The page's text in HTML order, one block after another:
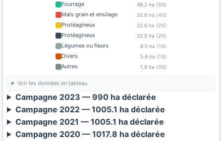
Fourrage 48.2 ha (5%)
Maïs grain et ensilage 33.8 ha (4%)
Protéagineux 22.6 ha (2%)
Protéagineux 20.5 ha (2%)
Légumes ou fleurs 8.5 ha (1%)
Divers 5.4 ha (1%)
Autres 1.8 ha (0%)
Voir les données en tableau
Campagne 2023 — 990 ha déclarée
Campagne 2022 — 1005.1 ha déclarée
Campagne 2021 — 1005.1 ha déclarée
Campagne 2020 — 1017.8 ha déclarée